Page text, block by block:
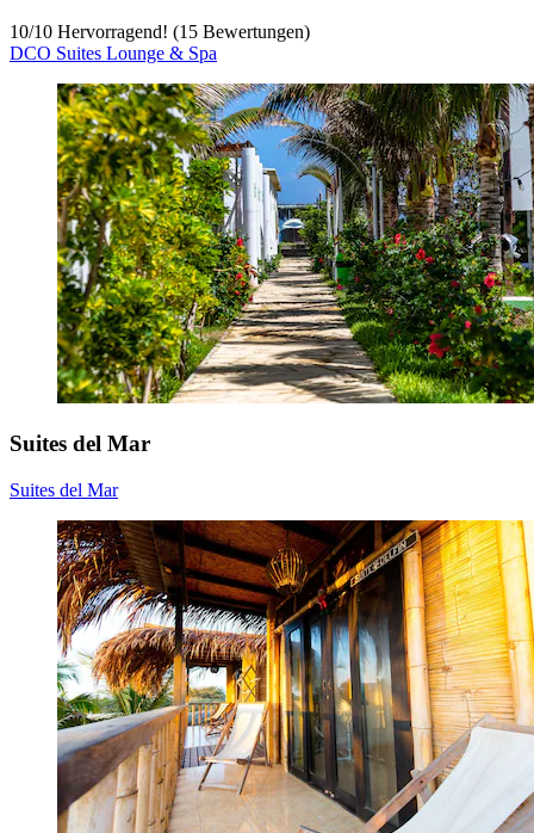
10/10 Hervorragend! (15 Bewertungen)
DCO Suites Lounge & Spa
Suites del Mar
Suites del Mar